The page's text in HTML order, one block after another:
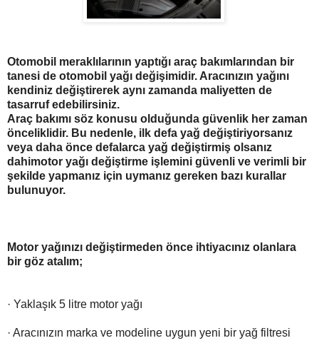
Otomobil meraklılarının yaptığı araç bakımlarından bir
tanesi de otomobil yağı değişimidir. Aracınızın yağını
kendiniz değiştirerek aynı zamanda maliyetten de
tasarruf edebilirsiniz.
Araç bakımı söz konusu olduğunda güvenlik her zaman
önceliklidir. Bu nedenle, ilk defa yağ değiştiriyorsanız
veya daha önce defalarca yağ değiştirmiş olsanız
dahimotor yağı değiştirme işlemini güvenli ve verimli bir
şekilde yapmanız için uymanız gereken bazı kurallar
bulunuyor.
Motor yağınızı değiştirmeden önce ihtiyacınız olanlara
bir göz atalım;
· Yaklaşık 5 litre motor yağı
· Aracınızın marka ve modeline uygun yeni bir yağ filtresi